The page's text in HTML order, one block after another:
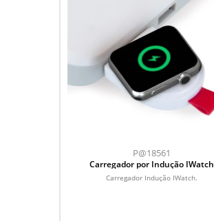
P@18561
Carregador por Indução IWatch
Carregador Indução IWatch.